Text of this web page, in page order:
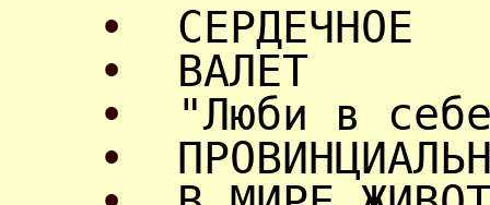
• СЕРДЕЧНОЕ
• ВАЛЕТ
•
"Люби в
•